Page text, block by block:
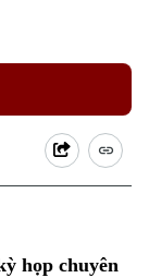
họp chuyên